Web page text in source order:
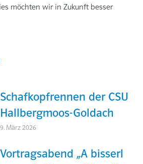
möchten wir in Zukunft besser
Schafkopfrennen der CSU
Hallbergmoos-Goldach
9. März 2026
Vortragsabend „A bisserl